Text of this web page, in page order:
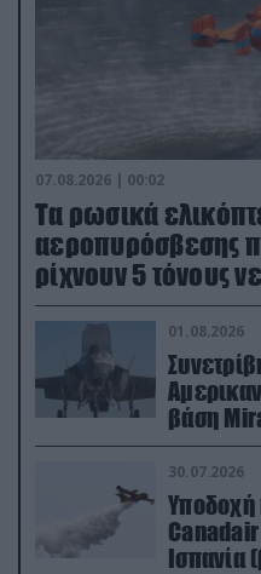
07.08.2026 | 00:02
Τα ρωσικά
αεροπυρόσβεσης
ρίχνουν 5 τόνους
01.08.2026
βάση
30.07.2026
Υποδοχή
Ισπανία